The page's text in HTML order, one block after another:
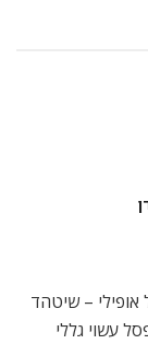
– שיטהד
עשוי גללי